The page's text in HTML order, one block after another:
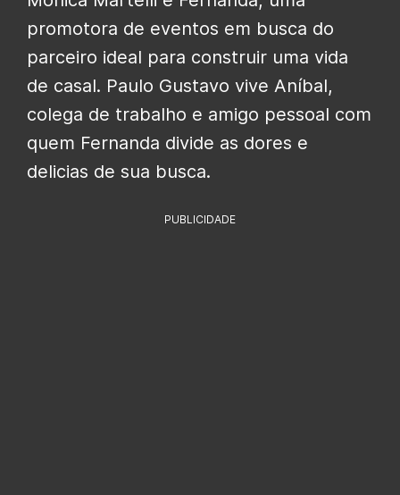
promotora de eventos em busca do
parceiro ideal para construir uma vida
de casal. Paulo Gustavo vive Aníbal,
colega de trabalho e amigo pessoal com
quem Fernanda divide as dores e
delicias de sua busca.
PUBLICIDADE